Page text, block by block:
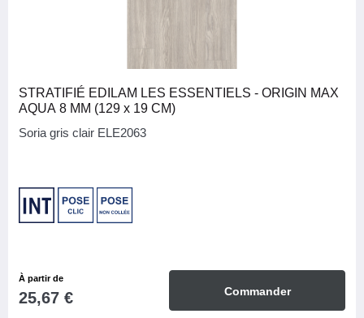
STRATIFIÉ EDILAM LES ESSENTIELS - ORIGIN MAX
AQUA 8 MM (129 x 19 CM)
Soria gris clair ELE2063
À partir de
25,67 € Commander